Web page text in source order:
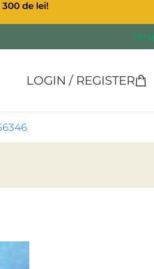
de lei!
Blog
LOGIN / REGISTER